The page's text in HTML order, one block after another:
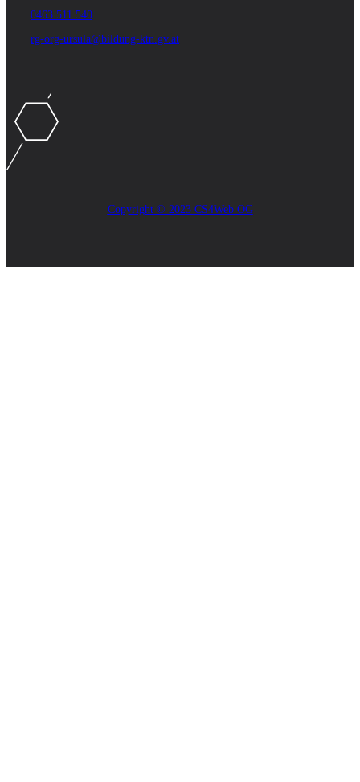
0463 511 540
rg-org-ursula@bildung-ktn.gv.at
Copyright © 2023 CS4Web OG